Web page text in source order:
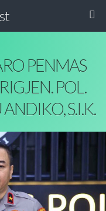
PENMAS
POL.
S.I.K.